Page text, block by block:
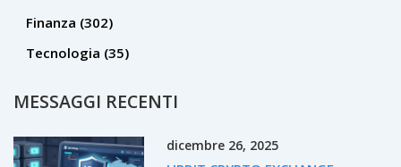
Finanza (302)
Tecnologia (35)
MESSAGGI RECENTI
dicembre 26, 2025